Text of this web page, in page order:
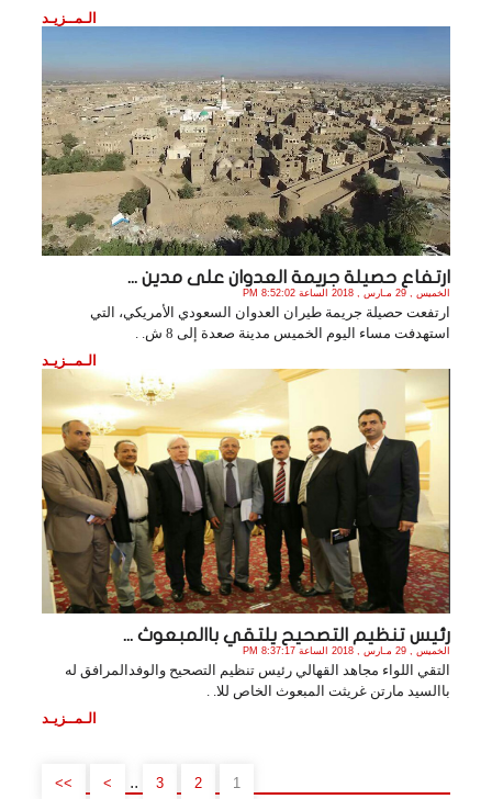
الـمــزيـد
ارتفاع حصيلة جريمة العدوان على مدين ...
الخميس , 29 مـارس , 2018 الساعة 8:52:02 PM
ارتفعت حصيلة جريمة طيران العدوان السعودي الأمريكي، التي
استهدفت مساء اليوم الخميس مدينة صعدة إلى 8 ش. .
الـمــزيـد
رئيس تنظيم التصحيح يلتقي باالمبعوث ...
الخميس , 29 مـارس , 2018 الساعة 8:37:17 PM
التقي اللواء مجاهد القهالي رئيس تنظيم التصحيح والوفدالمرافق له
باالسيد مارتن غريثت المبعوث الخاص للا. .
الـمــزيـد
1
2
3
..
>
>>